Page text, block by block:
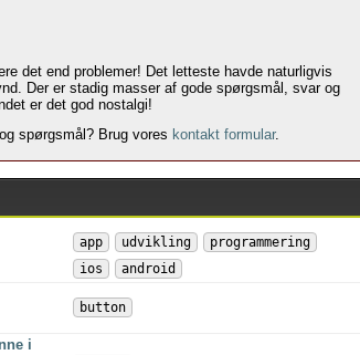
det end problemer! Det letteste havde naturligvis
Der er stadig masser af gode spørgsmål, svar og
er det god nostalgi!
spørgsmål? Brug vores kontakt formular.
app udvikling
programmering
ios
android
button
i